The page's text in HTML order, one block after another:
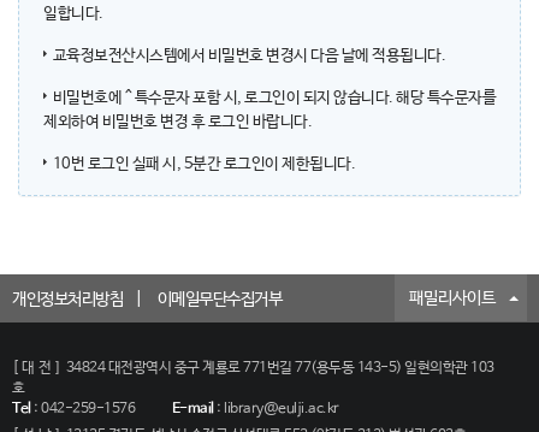
일합니다.
교육정보전산시스템에서 비밀번호 변경시 다음 날에 적용됩니다.
비밀번호에 ^ 특수문자 포함 시, 로그인이 되지 않습니다. 해당 특수문자를
제외하여 비밀번호 변경 후 로그인 바랍니다.
10번 로그인 실패 시, 5분간 로그인이 제한됩니다.
개인정보처리방침 이메일무단수집거부 패밀리사이트
[대전]
34824 대전광역시 중구 계룡로 771번길 77(용두동 143-5) 일현의학관 103
호
Tel: 042-259-1576 E-mail: library@eulji.ac.kr